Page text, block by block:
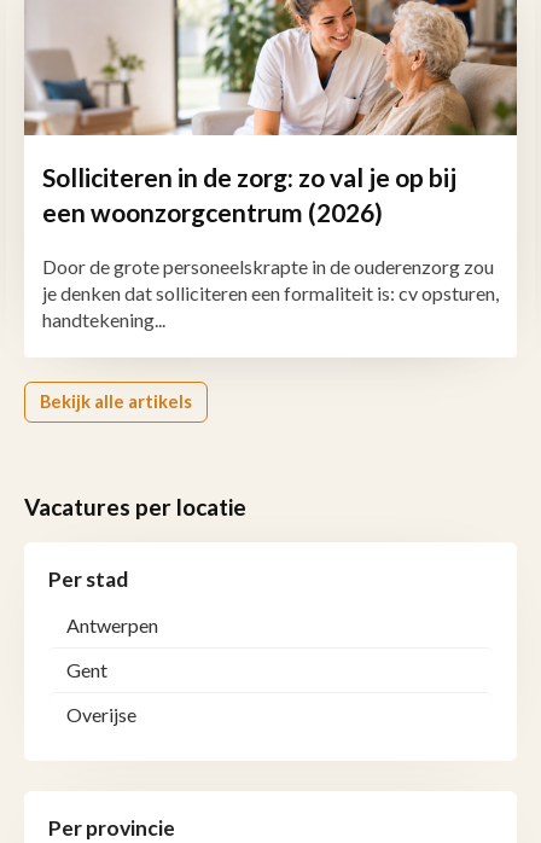
Solliciteren in de zorg: zo val je op bij
een woonzorgcentrum (2026)
Door de grote personeelskrapte in de ouderenzorg zou
je denken dat solliciteren een formaliteit is: cv opsturen,
handtekening...
Bekijk alle artikels
Vacatures per locatie
Per stad
Antwerpen
Gent
Overijse
Per provincie